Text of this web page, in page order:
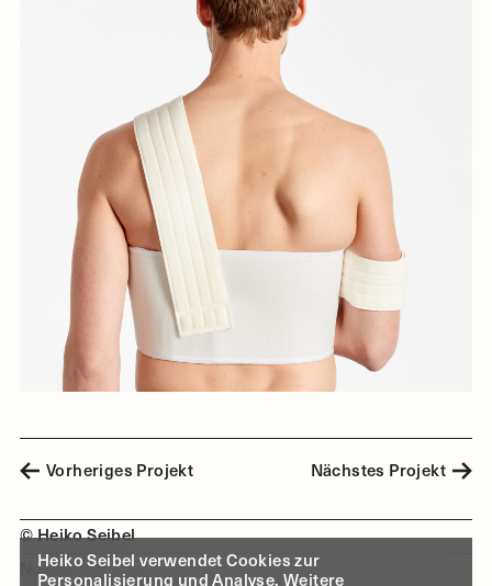
Vorheriges Projekt Nächstes Projekt
Heiko Seibel verwendet Cookies zur
Personalisierung und Analyse. Weitere
© Heiko Seibel
Newsletter